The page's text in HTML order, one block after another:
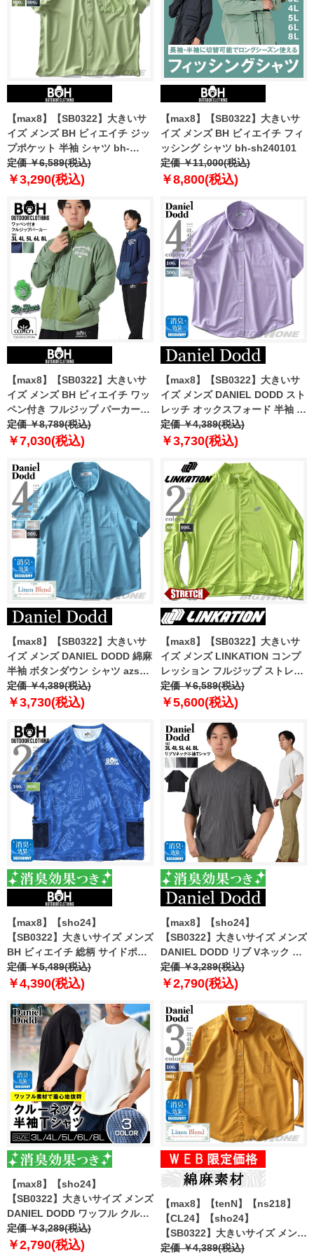
【max8】【SB0322】大きいサ
イズ メンズ BH ビィエイチ ジッ
プポケット 半袖 シャツ bh-
sh240202
定価 ￥6,589(税込)
￥3,290(税込)
【max8】【SB0322】大きいサ
イズ メンズ BH ビィエイチ フィ
ッシング シャツ bh-sh240101
定価 ￥11,000(税込)
￥8,800(税込)
【max8】【SB0322】大きいサ
イズ メンズ BH ビィエイチ ワッ
ペン付き フルジップ パーカー
bh-sw240102
定価 ￥8,789(税込)
￥7,030(税込)
【max8】【SB0322】大きいサ
イズ メンズ DANIEL DODD スト
レッチ オックスフォード 半袖 ボ
タンダウン シャツ azsh-240215
定価 ￥4,389(税込)
￥3,730(税込)
【max8】【SB0322】大きいサ
イズ メンズ DANIEL DODD 綿麻
半袖 ボタンダウン シャツ azsh-
240216
定価 ￥4,389(税込)
￥3,730(税込)
【max8】【SB0322】大きいサ
イズ メンズ LINKATION コンプ
レッション フルジップ ストレッ
チ ジャケット ラッシュガード ア
スレジャー スポーツウェア lk-
定価 ￥6,589(税込)
￥5,600(税込)
【max8】【sho24】
【SB0322】大きいサイズ メンズ
BH ビィエイチ 総柄 サイドポケ
ット 半袖 Tシャツ bh-t240205
定価 ￥5,489(税込)
￥4,390(税込)
【max8】【sho24】
【SB0322】大きいサイズ メンズ
DANIEL DODD リブ Vネック 半
袖 Tシャツ azt-2402l
定価 ￥3,289(税込)
￥2,790(税込)
【max8】【sho24】
【SB0322】大きいサイズ メンズ
DANIEL DODD ワッフル クルー
ネック 半袖 Tシャツ azt-2402w
定価 ￥3,289(税込)
￥2,790(税込)
【max8】【tenN】【ns218】
【CL24】【sho24】
【SB0322】大きいサイズ メンズ
DANIEL DODD 綿麻 ボタンダウ
定価 ￥4,389(税込)